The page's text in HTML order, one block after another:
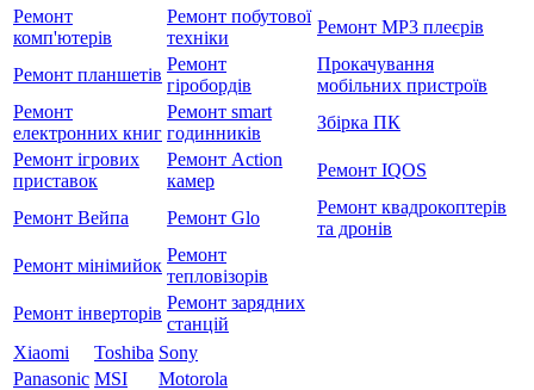
Ремонт
комп'ютерів
Ремонт побутової
техніки
Ремонт MP3 плеєрів
Ремонт планшетів
Ремонт
гіробордів
Прокачування
мобільних пристроїв
Ремонт
електронних книг
Ремонт smart
годинників
Збірка ПК
Ремонт ігрових
приставок
Ремонт Action
камер
Ремонт IQOS
Ремонт Вейпа Ремонт Glo
Ремонт квадрокоптерів
та дронів
Ремонт мiнiмийок
Ремонт
тепловізорів
Ремонт інверторів
Ремонт зарядних
станцій
Xiaomi
Toshiba Sony
Panasonic MSI
Motorola